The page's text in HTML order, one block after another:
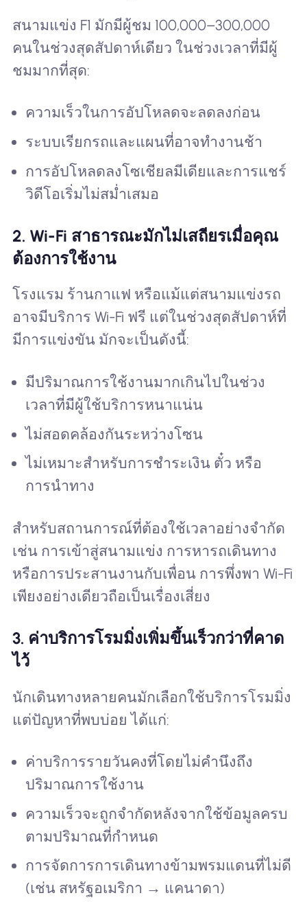
สนามแข่ง F1 มักมีผู้ชม 100,000–300,000
คนในช่วงสุดสัปดาห์เดียว ในช่วงเวลาที่มีผู้
ชมมากที่สุด:
ความเร็วในการอัปโหลดจะลดลงก่อน
ระบบเรียกรถและแผนที่อาจทำงานช้า
การอัปโหลดลงโซเชียลมีเดียและการแชร์
วิดีโอเริ่มไม่สม่ำเสมอ
2. Wi-Fi สาธารณะมักไม่เสถียรเมื่อคุณ
ต้องการใช้งาน
โรงแรม ร้านกาแฟ หรือแม้แต่สนามแข่งรถ
อาจมีบริการ Wi-Fi ฟรี แต่ในช่วงสุดสัปดาห์ที่
มีการแข่งขัน มักจะเป็นดังนี้:
มีปริมาณการใช้งานมากเกินไปในช่วง
เวลาที่มีผู้ใช้บริการหนาแน่น
ไม่สอดคล้องกันระหว่างโซน
ไม่เหมาะสำหรับการชำระเงิน ตั๋ว หรือ
การนำทาง
สำหรับสถานการณ์ที่ต้องใช้เวลาอย่างจำกัด
เช่น การเข้าสู่สนามแข่ง การหารถเดินทาง
หรือการประสานงานกับเพื่อน การพึ่งพา Wi-Fi
เพียงอย่างเดียวถือเป็นเรื่องเสี่ยง
3. ค่าบริการโรมมิ่งเพิ่มขึ้นเร็วกว่าที่คาด
ไว้
นักเดินทางหลายคนมักเลือกใช้บริการโรมมิ่ง
แต่ปัญหาที่พบบ่อย ได้แก่:
ค่าบริการรายวันคงที่โดยไม่คำนึงถึง
ปริมาณการใช้งาน
ความเร็วจะถูกจำกัดหลังจากใช้ข้อมูลครบ
ตามปริมาณที่กำหนด
การจัดการการเดินทางข้ามพรมแดนที่ไม่ดี
(เช่น สหรัฐอเมริกา → แคนาดา)